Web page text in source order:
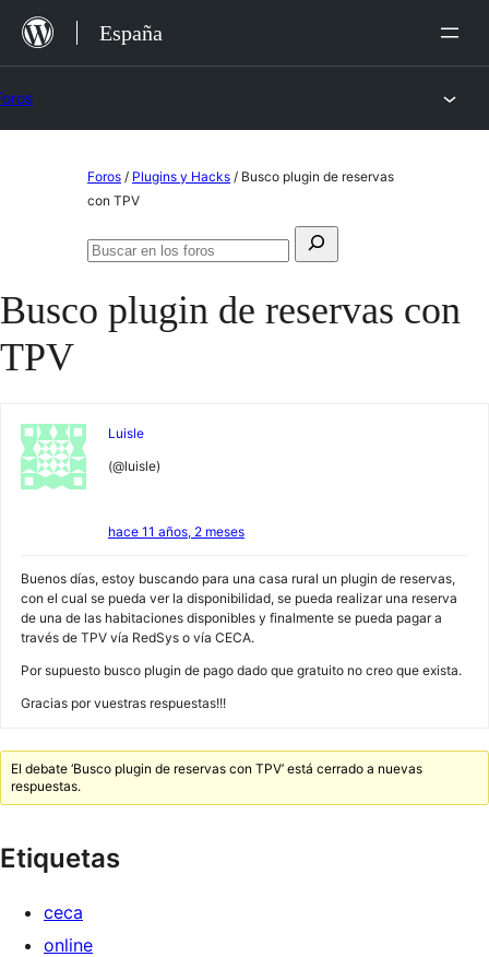
Saltar
España
Foros / Plugins y Hacks / Busco plugin de reservas
con TPV
Buscar:
Buscar
foros
Busco plugin de reservas con
TPV
Luisle
(@luisle)
hace 11 años, 2 meses
Buenos días, estoy buscando para una casa rural un plugin de reservas,
con el cual se pueda ver la disponibilidad, se pueda realizar una reserva
de una de las habitaciones disponibles y finalmente se pueda pagar a
través de TPV vía RedSys o vía CECA.
Por supuesto busco plugin de pago dado que gratuito no creo que exista.
Gracias por vuestras respuestas!!!
El debate ‘Busco plugin de reservas con TPV’ está cerrado a nuevas
respuestas.
Etiquetas
ceca
online